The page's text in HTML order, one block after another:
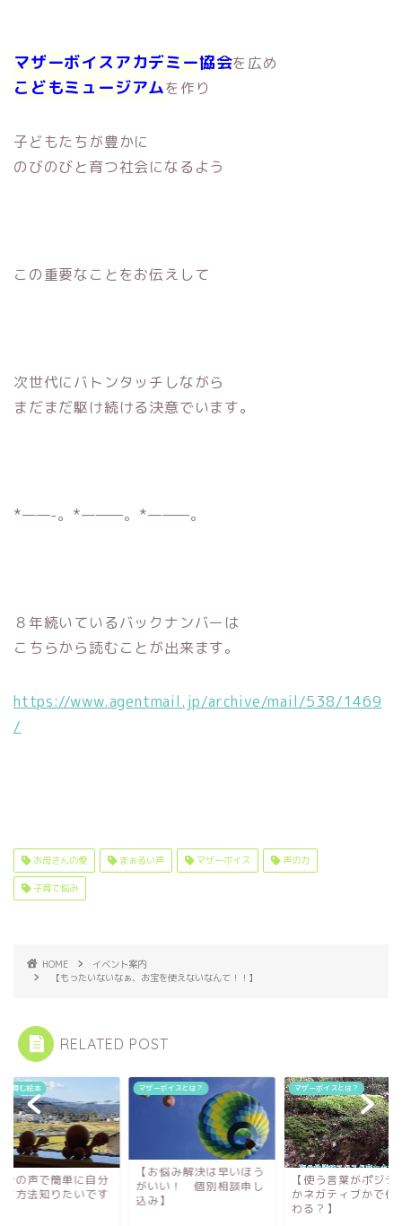
マザーボイスアカデミー協会を広め
こどもミュージアムを作り
子どもたちが豊かに
のびのびと育つ社会になるよう
この重要なことをお伝えして
次世代にバトンタッチしながら
まだまだ駆け続ける決意でいます。
*——-。*———。*———。
８年続いているバックナンバーは
こちらから読むことが出来ます。
https://www.agentmail.jp/archive/mail/538/1469
/
お母さんの愛 まぁるい声 マザーボイス 声の力
子育て悩み
HOME
イベント案内
【もったいないなぁ、お宝を使えないなんて！！】
RELATED POST
を育む絵本
分の声で簡単に自分
す方法知りたいです
マザーボイスとは？
【お悩み解決は早いほう
がいい！ 個別相談申し
込み】
マザーボイスとは？
【使う言葉がポジテ
かネガティブかで何
わる？】